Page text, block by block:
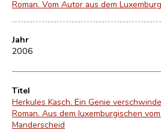
Roman. Vom Autor aus dem
Jahr
2006
Titel
Herkules Kasch. Ein Genie
Roman. Aus dem luxemburgischen
Manderscheid